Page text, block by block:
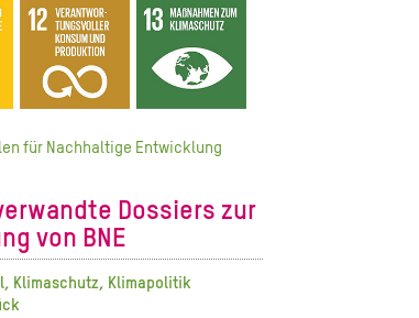
für Nachhaltige Entwicklung
Dossiers zur
von BNE
Klimaschutz, Klimapolitik